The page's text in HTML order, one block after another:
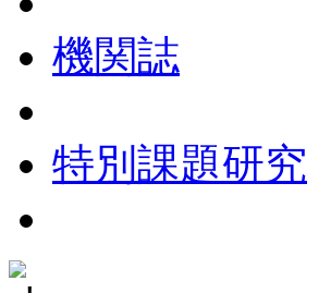
機関誌
特別課題研究